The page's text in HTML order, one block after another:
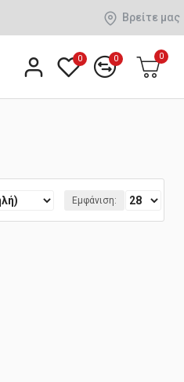
Βρείτε μας
0 0 0
Εμφάνιση: